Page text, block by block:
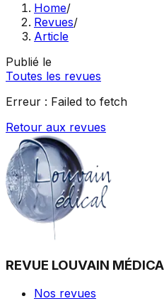
Home/
Revues/
Article
Publié le
Toutes les revues
Erreur : Failed to fetch
Retour aux revues
REVUE LOUVAIN
Nos revues